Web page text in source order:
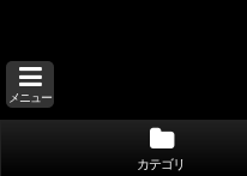
メニュー
カテゴリ